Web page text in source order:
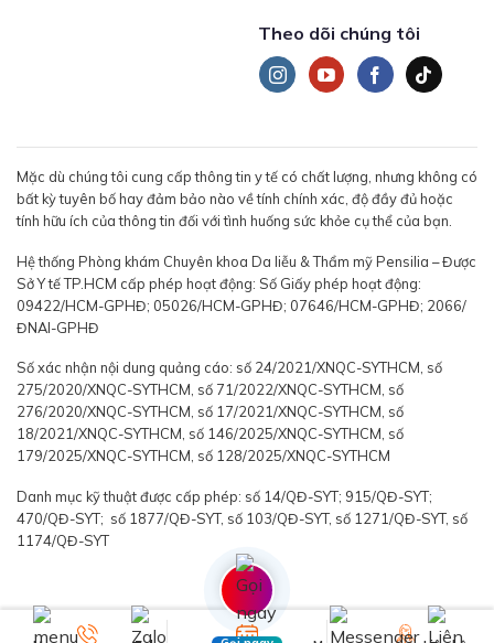
Theo dõi chúng tôi
Mặc dù chúng tôi cung cấp thông tin y tế có chất lượng, nhưng không có
bất kỳ tuyên bố hay đảm bảo nào về tính chính xác, độ đầy đủ hoặc
tính hữu ích của thông tin đối với tình huống sức khỏe cụ thể của bạn.
Hệ thống Phòng khám Chuyên khoa Da liễu & Thẩm mỹ Pensilia – Được
Sở Y tế TP.HCM cấp phép hoạt động: Số Giấy phép hoạt động:
09422/HCM-GPHĐ; 05026/HCM-GPHĐ; 07646/HCM-GPHĐ; 2066/
ĐNAI-GPHĐ
Số xác nhận nội dung quảng cáo: số 24/2021/XNQC-SYTHCM, số
275/2020/XNQC-SYTHCM, số 71/2022/XNQC-SYTHCM, số
276/2020/XNQC-SYTHCM, số 17/2021/XNQC-SYTHCM, số
18/2021/XNQC-SYTHCM, số 146/2025/XNQC-SYTHCM, số
179/2025/XNQC-SYTHCM, số 128/2025/XNQC-SYTHCM
Danh mục kỹ thuật được cấp phép: số 14/QĐ-SYT; 915/QĐ-SYT;
470/QĐ-SYT; số 1877/QĐ-SYT, số 103/QĐ-SYT, số 1271/QĐ-SYT, số
1174/QĐ-SYT